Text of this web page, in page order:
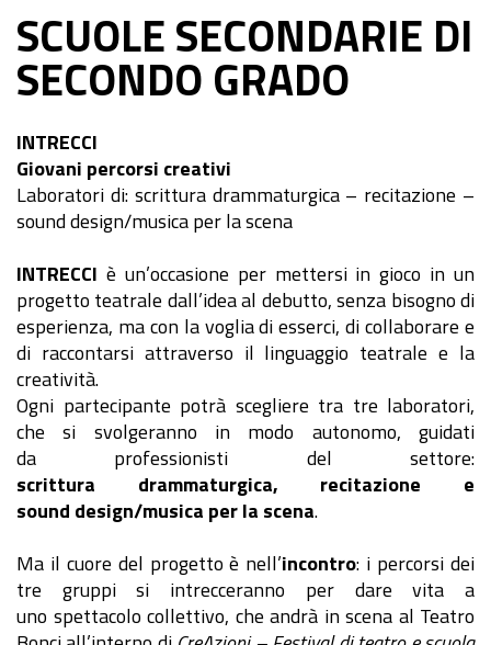
SCUOLE SECONDARIE DI
SECONDO GRADO
INTRECCI
Giovani percorsi creativi
Laboratori di: scrittura drammaturgica – recitazione –
sound design/musica per la scena
INTRECCI è un’occasione per mettersi in gioco in un
progetto teatrale dall’idea al debutto, senza bisogno di
esperienza, ma con la voglia di esserci, di collaborare e
di raccontarsi attraverso il linguaggio teatrale e la
creatività.
Ogni partecipante potrà scegliere tra tre laboratori,
che si svolgeranno in modo autonomo, guidati
da professionisti del settore:
scrittura drammaturgica, recitazione e
sound design/musica per la scena.
Ma il cuore del progetto è nell’incontro: i percorsi dei
tre gruppi si intrecceranno per dare vita a
uno spettacolo collettivo, che andrà in scena al Teatro